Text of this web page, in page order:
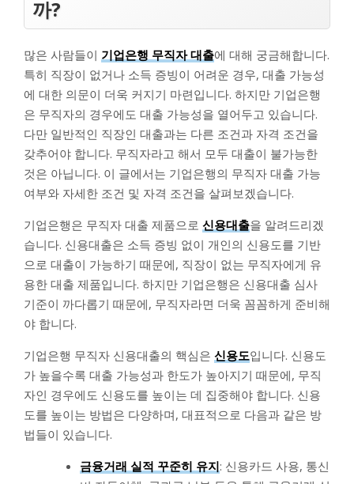
까?
많은 사람들이 기업은행 무직자 대출에 대해 궁금해합니다.
특히 직장이 없거나 소득 증빙이 어려운 경우, 대출 가능성
에 대한 의문이 더욱 커지기 마련입니다. 하지만 기업은행
은 무직자의 경우에도 대출 가능성을 열어두고 있습니다.
다만 일반적인 직장인 대출과는 다른 조건과 자격 조건을
갖추어야 합니다. 무직자라고 해서 모두 대출이 불가능한
것은 아닙니다. 이 글에서는 기업은행의 무직자 대출 가능
여부와 자세한 조건 및 자격 조건을 살펴보겠습니다.
기업은행은 무직자 대출 제품으로 신용대출을 알려드리겠
습니다. 신용대출은 소득 증빙 없이 개인의 신용도를 기반
으로 대출이 가능하기 때문에, 직장이 없는 무직자에게 유
용한 대출 제품입니다. 하지만 기업은행은 신용대출 심사
기준이 까다롭기 때문에, 무직자라면 더욱 꼼꼼하게 준비해
야 합니다.
기업은행 무직자 신용대출의 핵심은 신용도입니다. 신용도
가 높을수록 대출 가능성과 한도가 높아지기 때문에, 무직
자인 경우에도 신용도를 높이는 데 집중해야 합니다. 신용
도를 높이는 방법은 다양하며, 대표적으로 다음과 같은 방
법들이 있습니다.
금융거래 실적 꾸준히 유지: 신용카드 사용, 통신